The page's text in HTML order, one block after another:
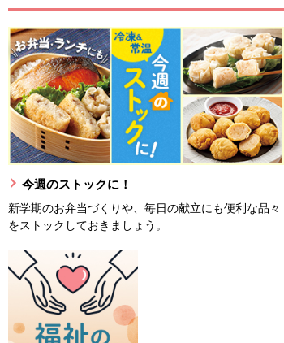
今週のストックに！
新学期のお弁当づくりや、毎日の献立にも便利な品々
をストックしておきましょう。